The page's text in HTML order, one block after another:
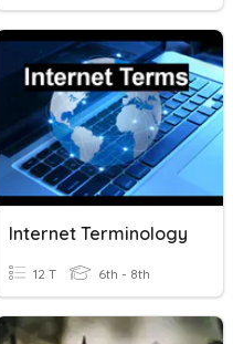
Internet Terminology
12 T 6th - 8th